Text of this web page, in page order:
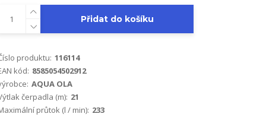
Přidat do košíku
produktu: 116114
kód: 8585054502912
AQUA OLA
čerpadla (m): 21
průtok (l / min): 233